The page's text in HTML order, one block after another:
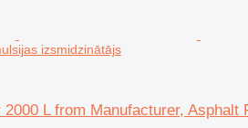
izsmidzinātājs
L from Manufacturer, Asphalt